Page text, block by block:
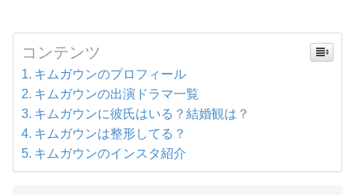
コンテンツ
キムガウンのプロフィール
キムガウンの出演ドラマ一覧
キムガウンに彼氏はいる？結婚観は？
キムガウンは整形してる？
キムガウンのインスタ紹介